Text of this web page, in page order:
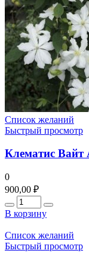
Список желаний
Быстрый просмотр
Клематис Вайт
0
900,00 ₽
Количество
В корзину
Список желаний
Быстрый просмотр